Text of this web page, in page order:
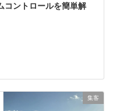
コントロールを簡単解
集客